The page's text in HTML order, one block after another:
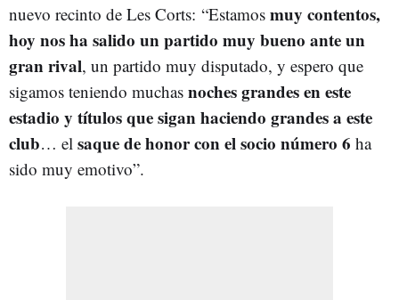
nuevo recinto de Les Corts: “Estamos muy contentos,
hoy nos ha salido un partido muy bueno ante un
gran rival, un partido muy disputado, y espero que
sigamos teniendo muchas noches grandes en este
estadio y títulos que sigan haciendo grandes a este
club… el saque de honor con el socio número 6 ha
sido muy emotivo”.